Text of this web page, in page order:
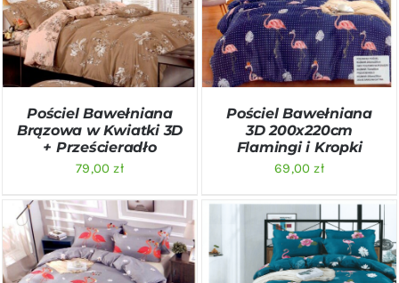
DODAJ DO KOSZYKA
/
SZCZEGÓŁY
Pościel Bawełniana
Brązowa w Kwiatki 3D
+ Prześcieradło
79,00zł
DODAJ DO KOSZYKA
/
SZCZEGÓŁY
Pościel Bawełniana
3D 200x220cm
Flamingi i Kropki
69,00zł
DODAJ DO KOSZYKA
/
DODAJ DO KOSZYKA
/